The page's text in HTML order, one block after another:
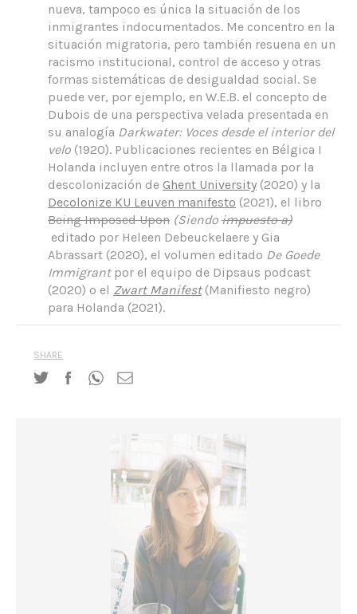
nueva, tampoco es única la situación de los
inmigrantes indocumentados. Me concentro en la
situación migratoria, pero también resuena en un
racismo institucional, control de acceso y otras
formas sistemáticas de desigualdad social. Se
puede ver, por ejemplo, en W.E.B. el concepto de
Dubois de una perspectiva velada presentada en
su analogía Darkwater: Voces desde el interior del
velo (1920). Publicaciones recientes en Bélgica I
Holanda incluyen entre otros la llamada por la
descolonización de Ghent University (2020) y la
Decolonize KU Leuven manifesto (2021), el libro
Being Imposed Upon (Siendo impuesto a)
editado por Heleen Debeuckelaere y Gia
Abrassart (2020), el volumen editado De Goede
Immigrantpor el equipo de Dipsaus podcast
(2020) o el Zwart Manifest(Manifiesto negro)
para Holanda (2021).
SHARE